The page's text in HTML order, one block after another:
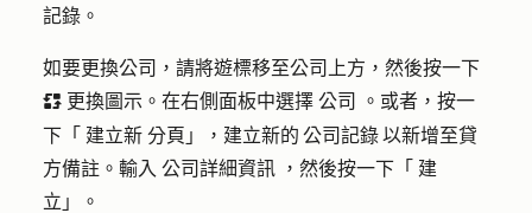
記錄。
如要更換公司，請將遊標移至公司上方，然後按一下
replace 更換圖示 。在右側面板中選擇 公司
。或者，按一
下「 建立新 分頁」，建立新的 公司記錄 以新增至貸
方備註。輸入 公司詳細資訊 ，然後按一下「 建
立 」。